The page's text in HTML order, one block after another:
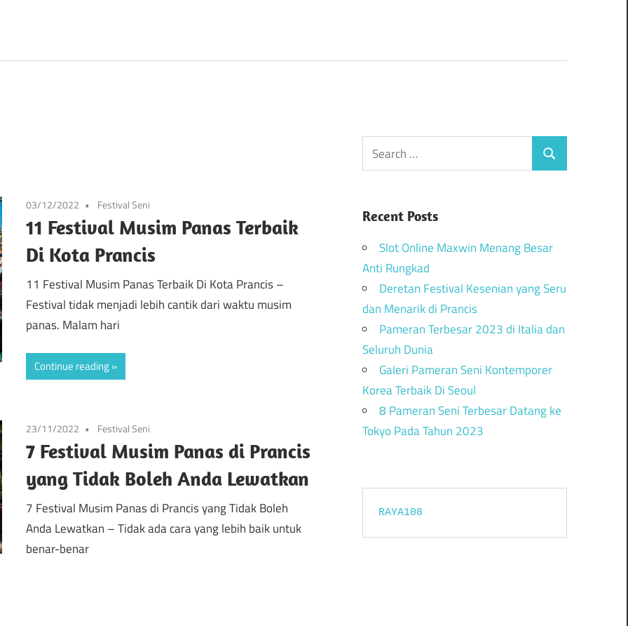
03/12/2022 Festival Seni
11 Festival Musim Panas Terbaik
Di Kota Prancis
11 Festival Musim Panas Terbaik Di Kota Prancis –
Festival tidak menjadi lebih cantik dari waktu musim
panas. Malam hari
Continue reading
23/11/2022 Festival Seni
7 Festival Musim Panas di Prancis
yang Tidak Boleh Anda Lewatkan
7 Festival Musim Panas di Prancis yang Tidak Boleh
Anda Lewatkan – Tidak ada cara yang lebih baik untuk
benar-benar
Recent Posts
Slot Online Maxwin Menang Besar
Anti Rungkad
Deretan Festival Kesenian yang Seru
dan Menarik di Prancis
Pameran Terbesar 2023 di Italia dan
Seluruh Dunia
Galeri Pameran Seni Kontemporer
Korea Terbaik Di Seoul
8 Pameran Seni Terbesar Datang ke
Tokyo Pada Tahun 2023
RAYA108